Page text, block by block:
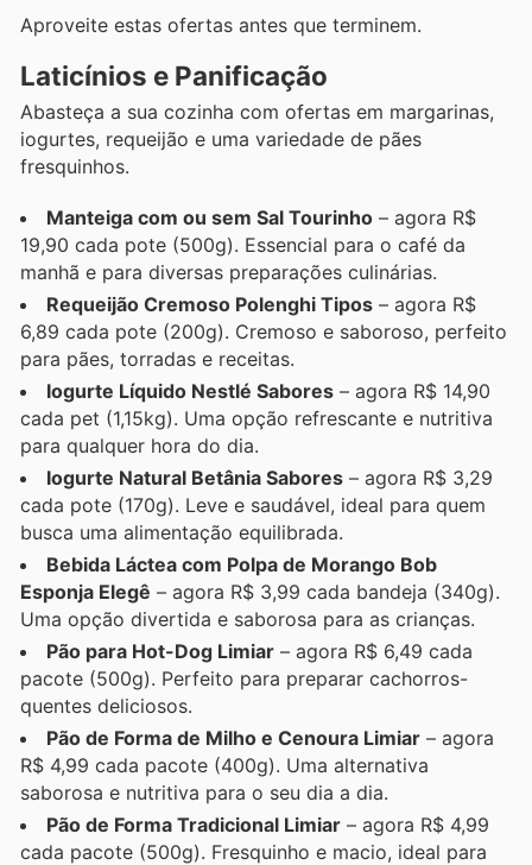
Aproveite estas ofertas antes que terminem.
Laticínios e Panificação
Abasteça a sua cozinha com ofertas em margarinas,
iogurtes, requeijão e uma variedade de pães
fresquinhos.
Manteiga com ou sem Sal Tourinho – agora R$
19,90 cada pote (500g). Essencial para o café da
manhã e para diversas preparações culinárias.
Requeijão Cremoso Polenghi Tipos – agora R$
6,89 cada pote (200g). Cremoso e saboroso, perfeito
para pães, torradas e receitas.
Iogurte Líquido Nestlé Sabores – agora R$ 14,90
cada pet (1,15kg). Uma opção refrescante e nutritiva
para qualquer hora do dia.
Iogurte Natural Betânia Sabores – agora R$ 3,29
cada pote (170g). Leve e saudável, ideal para quem
busca uma alimentação equilibrada.
Bebida Láctea com Polpa de Morango Bob
Esponja Elegê – agora R$ 3,99 cada bandeja (340g).
Uma opção divertida e saborosa para as crianças.
Pão para Hot-Dog Limiar – agora R$ 6,49 cada
pacote (500g). Perfeito para preparar cachorros-
quentes deliciosos.
Pão de Forma de Milho e Cenoura Limiar – agora
R$ 4,99 cada pacote (400g). Uma alternativa
saborosa e nutritiva para o seu dia a dia.
Pão de Forma Tradicional Limiar – agora R$ 4,99
cada pacote (500g). Fresquinho e macio, ideal para